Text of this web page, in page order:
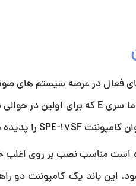
فعال در عرصه سیستم
یا 16 سانتی متری ساخته شده است مناسب
این باند یک کامپوننت دو